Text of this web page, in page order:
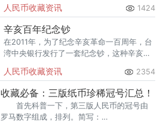
高。
人民币收藏资讯 1424
辛亥百年纪念钞
在2011年，为了纪念辛亥革命一百周年，台
湾中央银行发行了一套纪念钞，这种辛亥百
是为了纪念孙中山等伟大的革命开创者，而
设立的一种纪念钞。
人民币收藏资讯 2354
收藏必备：三版纸币珍稀冠号汇总！
首先科普一下，第三版人民币的冠号由
罗马数字组成，排列。简写：